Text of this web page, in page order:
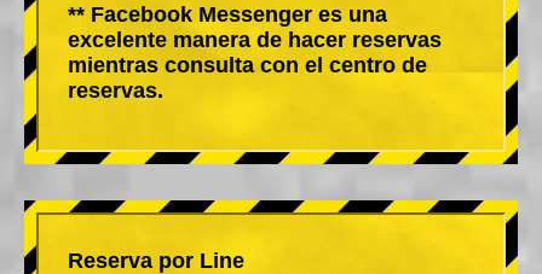
** Facebook Messenger es una
excelente manera de hacer reservas
mientras consulta con el centro de
reservas.
Reserva por Line